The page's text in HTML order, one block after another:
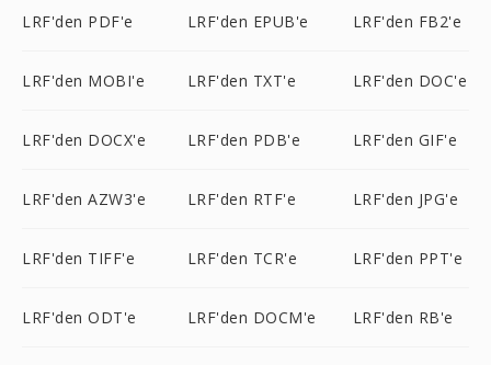
LRF'den PDF'e LRF'den EPUB'e LRF'den FB2'e
LRF'den MOBI'e LRF'den TXT'e LRF'den DOC'e
LRF'den DOCX'e LRF'den PDB'e LRF'den GIF'e
LRF'den AZW3'e LRF'den RTF'e LRF'den JPG'e
LRF'den TIFF'e LRF'den TCR'e LRF'den PPT'e
LRF'den ODT'e LRF'den DOCM'e LRF'den RB'e